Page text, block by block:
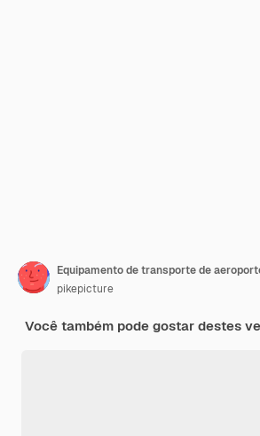
pikepicture
Você também pode gostar destes